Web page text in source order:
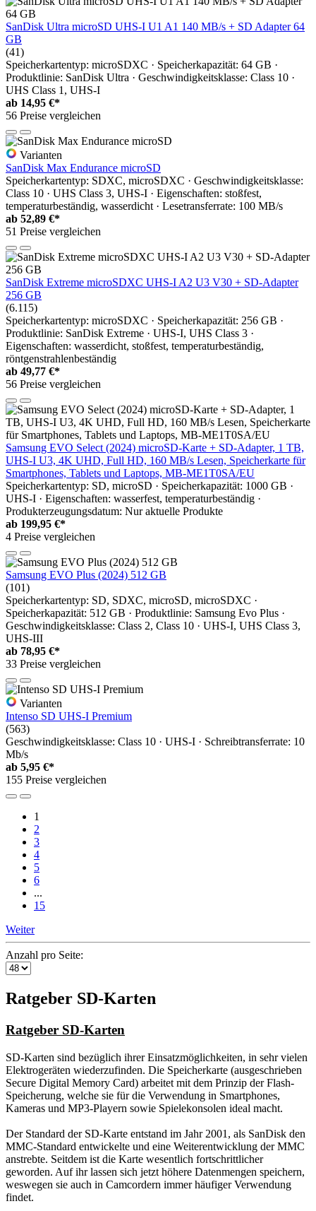
SanDisk Ultra microSD UHS-I U1 A1 140 MB/s + SD Adapter 64
GB
(41)
Speicherkartentyp: microSDXC · Speicherkapazität: 64 GB ·
Produktlinie: SanDisk Ultra · Geschwindigkeitsklasse: Class 10 ·
UHS Class 1, UHS-I
ab 14,95 €*
56 Preise vergleichen
Varianten
SanDisk Max Endurance microSD
Speicherkartentyp: SDXC, microSDXC · Geschwindigkeitsklasse:
Class 10 · UHS Class 3, UHS-I · Eigenschaften: stoßfest,
temperaturbeständig, wasserdicht · Lesetransferrate: 100 MB/s
ab 52,89 €*
51 Preise vergleichen
SanDisk Extreme microSDXC UHS-I A2 U3 V30 + SD-Adapter
256 GB
(6.115)
Speicherkartentyp: microSDXC · Speicherkapazität: 256 GB ·
Produktlinie: SanDisk Extreme · UHS-I, UHS Class 3 ·
Eigenschaften: wasserdicht, stoßfest, temperaturbeständig,
röntgenstrahlenbeständig
ab 49,77 €*
56 Preise vergleichen
Samsung EVO Select (2024) microSD-Karte + SD-Adapter, 1 TB,
UHS-I U3, 4K UHD, Full HD, 160 MB/s Lesen, Speicherkarte für
Smartphones, Tablets und Laptops, MB-ME1T0SA/EU
Speicherkartentyp: SD, microSD · Speicherkapazität: 1000 GB ·
UHS-I · Eigenschaften: wasserfest, temperaturbeständig ·
Produkterzeugungsdatum: Nur aktuelle Produkte
ab 199,95 €*
4 Preise vergleichen
Samsung EVO Plus (2024) 512 GB
(101)
Speicherkartentyp: SD, SDXC, microSD, microSDXC ·
Speicherkapazität: 512 GB · Produktlinie: Samsung Evo Plus ·
Geschwindigkeitsklasse: Class 2, Class 10 · UHS-I, UHS Class 3,
UHS-III
ab 78,95 €*
33 Preise vergleichen
Varianten
Intenso SD UHS-I Premium
(563)
Geschwindigkeitsklasse: Class 10 · UHS-I · Schreibtransferrate: 10
Mb/s
ab 5,95 €*
155 Preise vergleichen
1
2
3
4
5
6
...
15
Weiter
Anzahl pro Seite:
Ratgeber SD-Karten
Ratgeber SD-Karten
SD-Karten sind bezüglich ihrer Einsatzmöglichkeiten, in sehr vielen
Elektrogeräten wiederzufinden. Die Speicherkarte (ausgeschrieben
Secure Digital Memory Card) arbeitet mit dem Prinzip der Flash-
Speicherung, welche sie für die Verwendung in Smartphones,
Kameras und MP3-Playern sowie Spielekonsolen ideal macht.
Der Standard der SD-Karte entstand im Jahr 2001, als SanDisk den
MMC-Standard entwickelte und eine Weiterentwicklung der MMC
anstrebte. Seitdem ist die Karte wesentlich fortschrittlicher
geworden. Auf ihr lassen sich jetzt höhere Datenmengen speichern,
weswegen sie auch in Camcordern immer häufiger Verwendung
findet.